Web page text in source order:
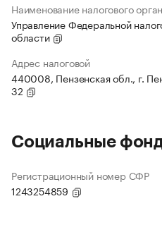
Наименование налогового
Управление Федеральной
области
Адрес налоговой
440008, Пензенская обл., г.
32
Социальные
Регистрационный номер СФР
1243254859